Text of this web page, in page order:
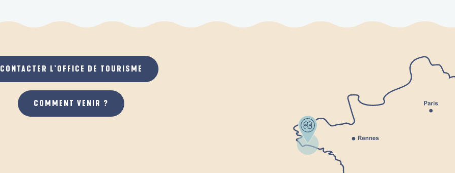
CONTACTER L'OFFICE DE TOURISME
COMMENT VENIR ?